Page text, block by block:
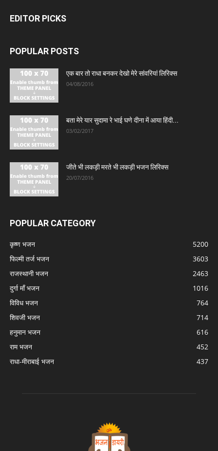
EDITOR PICKS
POPULAR POSTS
एक बार तो राधा बनकर देखो मेरे सांवरियां लिरिक्स
04/08/2016
बता मेरे यार सुदामा रे भाई घणे दीना में आया हिंदी...
03/02/2017
जीते भी लकड़ी मरते भी लकड़ी भजन लिरिक्स
20/07/2016
POPULAR CATEGORY
कृष्ण भजन
5200
फिल्मी तर्ज भजन
3603
राजस्थानी भजन
2463
दुर्गा माँ भजन
1016
विविध भजन
764
शिवजी भजन
714
हनुमान भजन
616
राम भजन
452
राधा-मीराबाई भजन
437